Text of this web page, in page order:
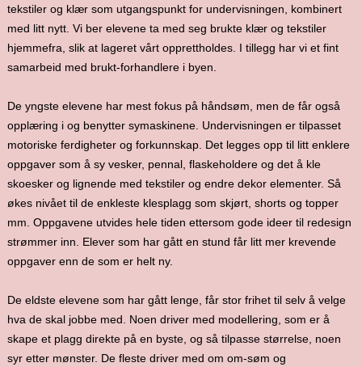
tekstiler og klær som utgangspunkt for undervisningen, kombinert
med litt nytt. Vi ber elevene ta med seg brukte klær og tekstiler
hjemmefra, slik at lageret vårt opprettholdes. I tillegg har vi et fint
samarbeid med brukt-forhandlere i byen.
De yngste elevene har mest fokus på håndsøm, men de får også
opplæring i og benytter symaskinene. Undervisningen er tilpasset
motoriske ferdigheter og forkunnskap. Det legges opp til litt enklere
oppgaver som å sy vesker, pennal, flaskeholdere og det å kle
skoesker og lignende med tekstiler og endre dekor elementer. Så
økes nivået til de enkleste klesplagg som skjørt, shorts og topper
mm. Oppgavene utvides hele tiden ettersom gode ideer til redesign
strømmer inn. Elever som har gått en stund får litt mer krevende
oppgaver enn de som er helt ny.
De eldste elevene som har gått lenge, får stor frihet til selv å velge
hva de skal jobbe med. Noen driver med modellering, som er å
skape et plagg direkte på en byste, og så tilpasse størrelse, noen
syr etter mønster. De fleste driver med om om-søm og